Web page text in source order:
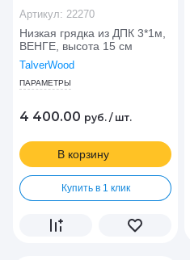
Низкая грядка из ДПК 3*1м,
ВЕНГЕ, высота 15 см
TalverWood
Артикул: 22270
ПАРАМЕТРЫ
4 400.00 руб. /шт.
В корзину
Купить в 1 клик